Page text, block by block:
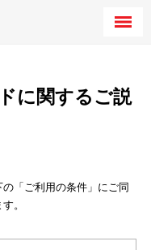
に関するご説
「ご利用の条件」にご同
。